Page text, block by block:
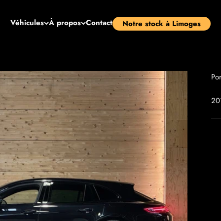
Véhicules À propos Contact Notre stock à Limoges